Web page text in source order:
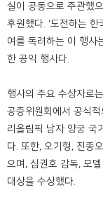
실이 공동으로 주관했
후원했다. ‘도전하는 한
여를 독려하는 이 행사
한 공익 행사다.
행사의 주요 수상자로
공증위원회에서 공식
리올림픽 남자 양궁 국
다. 또한, 오기형, 진종
으며, 심권호 감독, 모
대상을 수상했다.